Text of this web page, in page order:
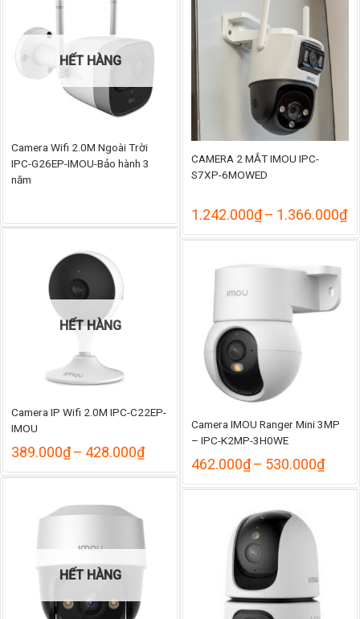
1.155.000₫
HẾT HÀNG
Camera Wifi 2.0M Ngoài Trời
IPC-G26EP-IMOU-Bảo hành 3
năm
CAMERA 2 MẮT IMOU IPC-
S7XP-6MOWED
1.242.000₫– 1.366.000₫
từ
HẾT HÀNG
Camera IP Wifi 2.0M IPC-C22EP-
IMOU
389.000₫– 428.000₫Khoảng
từ
389.000₫
Camera IMOU Ranger Mini 3MP
– IPC-K2MP-3H0WE
462.000₫– 530.000₫
từ
HẾT HÀNG